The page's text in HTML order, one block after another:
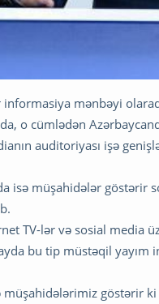
mənbəyi
o cümlədən
auditoriyası işə
isə müşahidələr
TV-lər və sosial media
bu tip müstəqil yayım
göstərir ki